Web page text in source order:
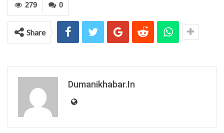
0
279
Share
Dumanikhabar.in